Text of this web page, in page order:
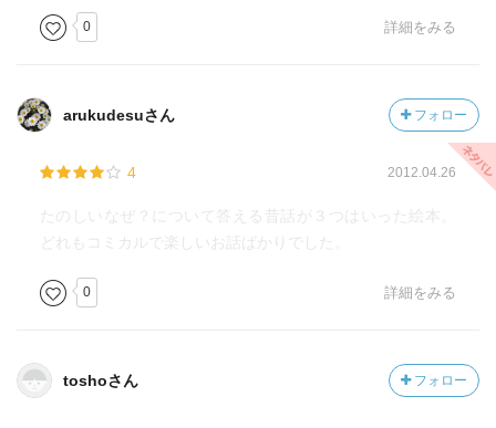
0 詳細をみる
arukudesuさん フォロー
4 2012.04.26
たのしいなぜ？について答える昔話が３つはいった絵本。
どれもコミカルで楽しいお話ばかりでした。
0 詳細をみる
toshoさん フォロー